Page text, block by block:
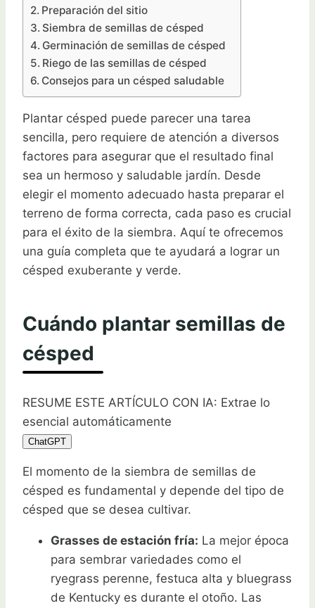
Preparación del sitio
Siembra de semillas de césped
Germinación de semillas de césped
Riego de las semillas de césped
Consejos para un césped saludable
Plantar césped puede parecer una tarea
sencilla, pero requiere de atención a diversos
factores para asegurar que el resultado final
sea un hermoso y saludable jardín. Desde
elegir el momento adecuado hasta preparar el
terreno de forma correcta, cada paso es crucial
para el éxito de la siembra. Aquí te ofrecemos
una guía completa que te ayudará a lograr un
césped exuberante y verde.
Cuándo plantar semillas de
césped
RESUME ESTE ARTÍCULO CON IA: Extrae lo
esencial automáticamente
ChatGPT
El momento de la siembra de semillas de
césped es fundamental y depende del tipo de
césped que se desea cultivar.
Grasses de estación fría: La mejor época
para sembrar variedades como el
ryegrass perenne, festuca alta y bluegrass
de Kentucky es durante el otoño. Las